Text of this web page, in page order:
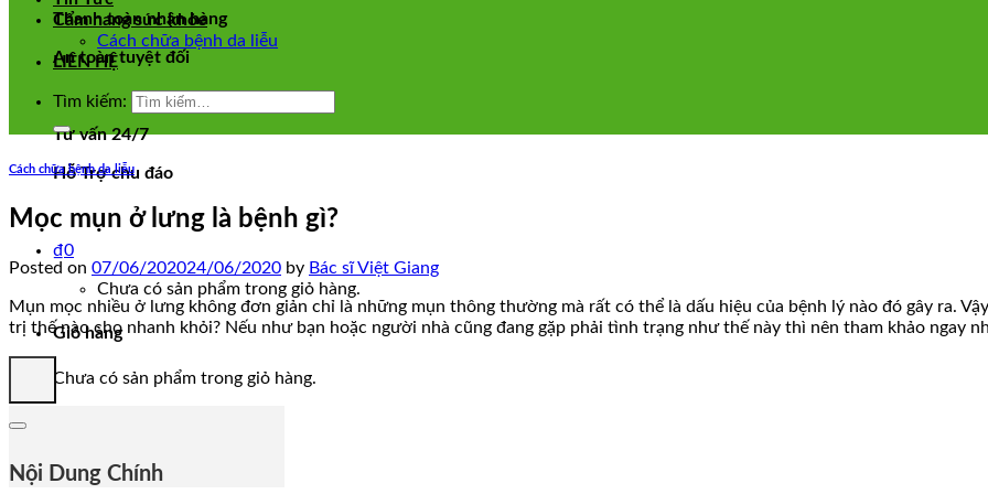
Thanh toàn nhận hàng
An toàn tuyệt đối
Tư vấn 24/7
Hỗ Trợ chu đáo
₫0
Chưa có sản phẩm trong giỏ hàng.
Giỏ hàng
Chưa có sản phẩm trong giỏ hàng.
Cẩm nang sức khỏe
Cách chữa bệnh da liễu
LIÊN HỆ
Tìm kiếm:
Cách chữa bệnh da liễu
Mọc mụn ở lưng là bệnh gì?
Posted on 07/06/202024/06/2020 by Bác sĩ Việt Giang
Mụn mọc nhiều ở lưng không đơn giản chỉ là những mụn thông thường mà rất có thể là dấu hiệu của bệnh lý nào đó gây ra.
trị thế nào cho nhanh khỏi? Nếu như bạn hoặc người nhà cũng đang gặp phải tình trạng như thế này thì nên tham khảo ngay
Nội Dung Chính